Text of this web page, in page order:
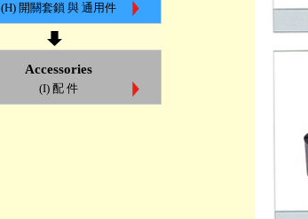
(H) 開關套鎖 與 通用件
Accessories
(I) 配 件